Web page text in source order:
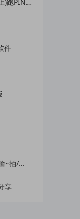
件
防截屏
享